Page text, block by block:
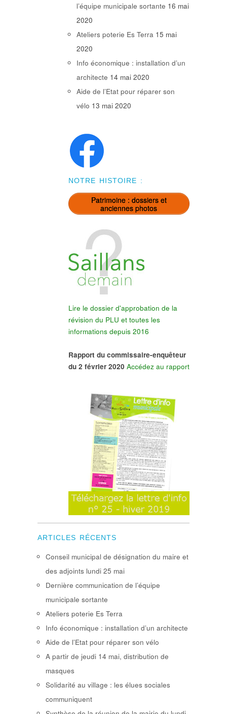
l’équipe municipale sortante 16 mai
2020
Ateliers poterie Es Terra 15 mai
2020
Info économique : installation d’un
architecte 14 mai 2020
Aide de l’Etat pour réparer son
vélo 13 mai 2020
NOTRE HISTOIRE :
Patrimoine : dossiers et
anciennes photos
Lire le dossier d'approbation de la
révision du PLU et toutes les
informations depuis 2016
Rapport du commissaire-enquêteur
du 2 février 2020 Accédez au rapport
ARTICLES RÉCENTS
Conseil municipal de désignation du maire et
des adjoints lundi 25 mai
Dernière communication de l’équipe
municipale sortante
Ateliers poterie Es Terra
Info économique : installation d’un architecte
Aide de l’Etat pour réparer son vélo
A partir de jeudi 14 mai, distribution de
masques
Solidarité au village : les élues sociales
communiquent